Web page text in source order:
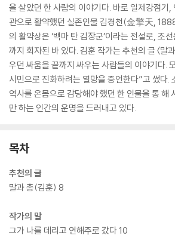
을 살았던 한 사람의 이야기다. 바로 일제강점기,
관으로 활약했던 실존인물 김경천(金擎天,
의 활약상은 ‘백마 탄 김장군’이라는 전설로, 조
까지 회자된 바 있다. 김훈 작가는 추천의 글 〈말
우던 싸움을 끝까지 싸우는 사람들의 이야기다.
시민으로 진화하려는 열망을 증언한다”고 썼다.
역사를 온몸으로 감당해야 했던 한 인물을 통 해
만 하는 인간의 운명을 드러내고 있다.
목차
추천의 글
말과 총(김훈) 8
작가의 말
그가 나를 데리고 연해주로 갔다 10